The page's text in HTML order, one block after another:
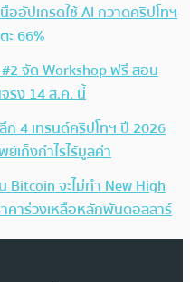
ออัปเกรดใช้ AI กวาดคริปโทฯ
ะ 66%
จัด Workshop ฟรี สอน
ริง 14 ส.ค. นี้
ก 4 เทรนด์คริปโทฯ ปี 2026
เก็งกำไรไร้มูลค่า
Bitcoin จะไม่ทำ New High
าคาร่วงเหลือหลักพันดอลลาร์